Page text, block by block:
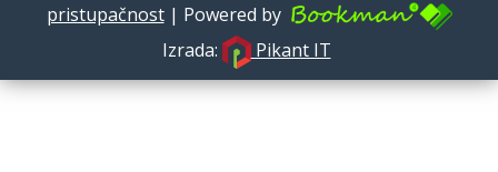
pristupačnost| Powered by
Izrada:
Pikant IT